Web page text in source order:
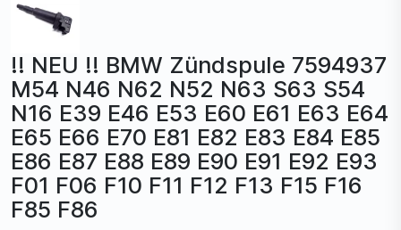
!! NEU !! BMW Zündspule 7594937
M54 N46 N62 N52 N63 S63 S54
N16 E39 E46 E53 E60 E61 E63 E64
E65 E66 E70 E81 E82 E83 E84 E85
E86 E87 E88 E89 E90 E91 E92 E93
F01 F06 F10 F11 F12 F13 F15 F16
F85 F86